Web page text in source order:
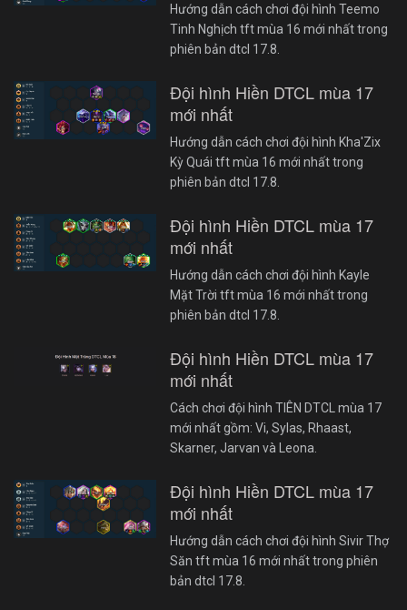
Hướng dẫn cách chơi đội hình Teemo
Tinh Nghịch tft mùa 16 mới nhất trong
phiên bản dtcl 17.8.
Đội hình Hiền DTCL mùa 17
mới nhất
Hướng dẫn cách chơi đội hình Kha'Zix
Kỳ Quái tft mùa 16 mới nhất trong
phiên bản dtcl 17.8.
Đội hình Hiền DTCL mùa 17
mới nhất
Hướng dẫn cách chơi đội hình Kayle
Mặt Trời tft mùa 16 mới nhất trong
phiên bản dtcl 17.8.
Đội hình Hiền DTCL mùa 17
mới nhất
Cách chơi đội hình TIÊN DTCL mùa 17
mới nhất gồm: Vi, Sylas, Rhaast,
Skarner, Jarvan và Leona.
Đội hình Hiền DTCL mùa 17
mới nhất
Hướng dẫn cách chơi đội hình Sivir Thợ
Săn tft mùa 16 mới nhất trong phiên
bản dtcl 17.8.